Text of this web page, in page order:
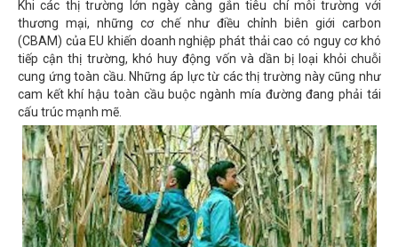
Khi các thị trường lớn ngày càng gắn tiêu chí môi trường với
thương mại, những cơ chế như điều chỉnh biên giới carbon
(CBAM) của EU khiến doanh nghiệp phát thải cao có nguy cơ khó
tiếp cận thị trường, khó huy động vốn và dần bị loại khỏi chuỗi
cung ứng toàn cầu. Những áp lực từ các thị trường này cũng như
cam kết khí hậu toàn cầu buộc ngành mía đường đang phải tái
cấu trúc mạnh mẽ.